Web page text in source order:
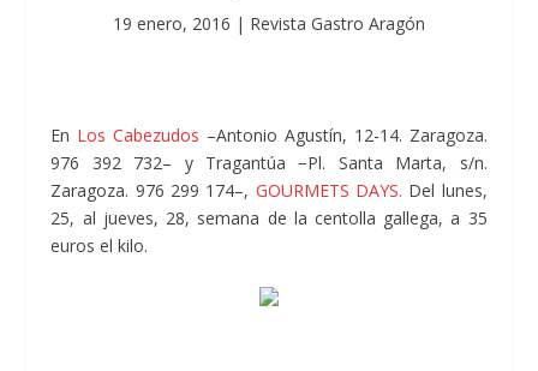
19 enero, 2016 | Revista Gastro Aragón
En Los Cabezudos –Antonio Agustín, 12-14. Zaragoza.
976 392 732– y Tragantúa −Pl. Santa Marta, s/n.
Zaragoza. 976 299 174–, GOURMETS DAYS. Del lunes,
25, al jueves, 28, semana de la centolla gallega, a 35
euros el kilo.